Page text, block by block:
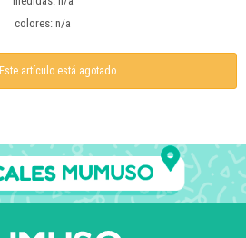
colores: n/a
Este artículo está agotado.